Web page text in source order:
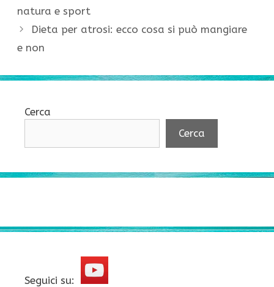
natura e sport
Dieta per atrosi: ecco cosa si può mangiare
e non
Cerca
Cerca
Seguici su: